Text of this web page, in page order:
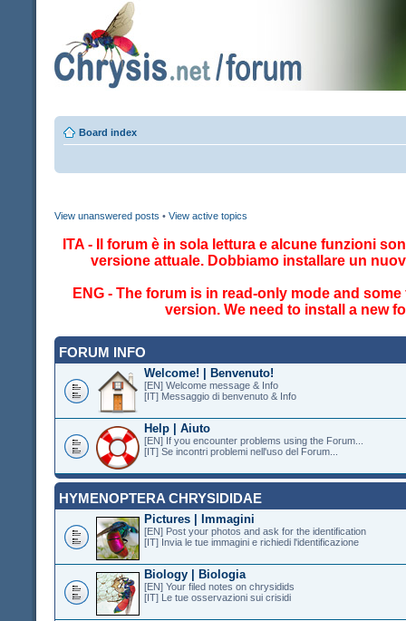
Board index
View unanswered posts • View active topics
ITA - Il forum è in sola lettura e alcune funzioni
versione attuale. Dobbiamo installare un
ENG - The forum is in read-only mode and
version. We need to install a new
FORUM INFO
Welcome! | Benvenuto!
[EN] Welcome message & Info
[IT] Messaggio di benvenuto & Info
Help | Aiuto
[EN] If you encounter problems using the Forum...
[IT] Se incontri problemi nell'uso del Forum...
HYMENOPTERA CHRYSIDIDAE
Pictures | Immagini
[EN] Post your photos and ask for the identification
[IT] Invia le tue immagini e richiedi l'identificazione
Biology | Biologia
[EN] Your filed notes on chrysidids
[IT] Le tue osservazioni sui crisidi